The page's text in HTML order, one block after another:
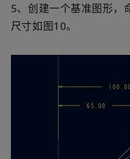
5、创建一个基准图形，
尺寸如图10。